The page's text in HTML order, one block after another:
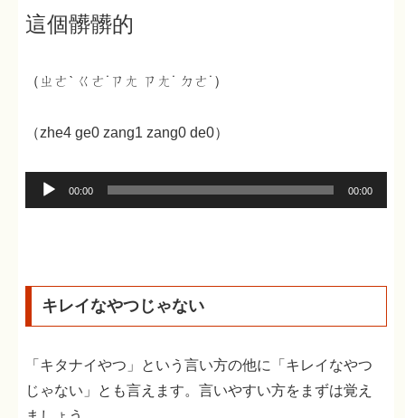
這個髒髒的
（ㄓㄜˋ ㄍㄜ˙ㄗㄤ ㄗㄤ˙ ㄉㄜ˙）
（zhe4 ge0 zang1 zang0 de0）
声
ー
00:00 00:00
キレイなやつじゃない
「キタナイやつ」という言い方の他に「キレイなやつ
じゃない」とも言えます。言いやすい方をまずは覚え